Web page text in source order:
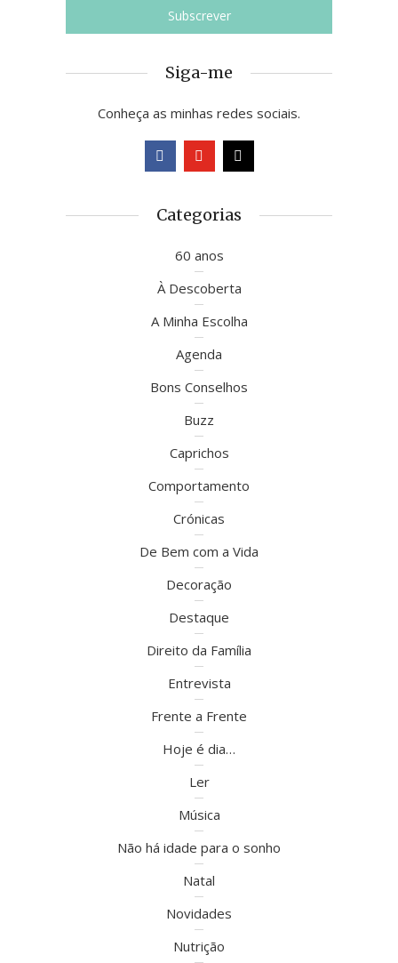
Siga-me
Conheça as minhas redes sociais.
Categorias
60 anos
À Descoberta
A Minha Escolha
Agenda
Bons Conselhos
Buzz
Caprichos
Comportamento
Crónicas
De Bem com a Vida
Decoração
Destaque
Direito da Família
Entrevista
Frente a Frente
Hoje é dia…
Ler
Música
Não há idade para o sonho
Natal
Novidades
Nutrição